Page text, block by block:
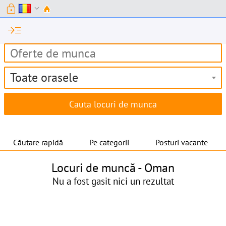
lock expand_more
read_more
Toate orasele
Căutare rapidă Pe categorii Posturi vacante
Locuri de muncă -Oman
Nu a fost gasit nici un rezultat